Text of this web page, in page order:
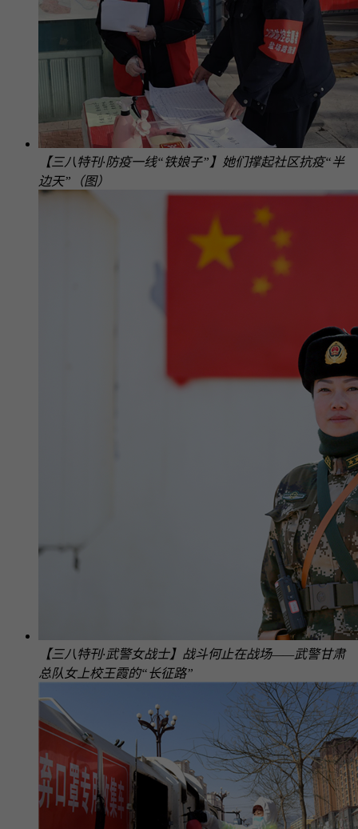
【三八特刊·防疫一线“铁娘子”】她们撑起社区抗疫“半
边天”（图）
【三八特刊·武警女战士】战斗何止在战场——武警甘肃
总队女上校王霞的“长征路”